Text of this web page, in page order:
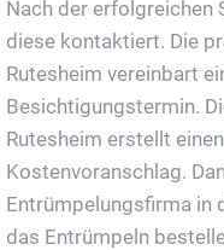
Nach der erfolgreichen
diese kontaktiert. Die
Rutesheim vereinbart
Besichtigungstermin.
Rutesheim erstellt
Kostenvoranschlag.
Entrümpelungsfirma in
das Entrümpeln